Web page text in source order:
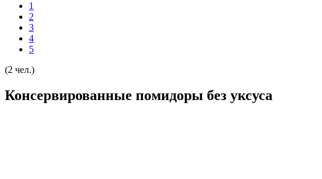
1
2
3
4
5
(2 чел.)
Консервированные помидоры без уксуса